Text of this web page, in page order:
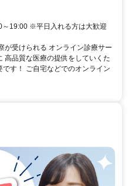
～19:00 ※平日入れる方は大歓迎
が受けられる オンライン診療サー
高品質な医療の提供をしていくた
す！ ご自宅などでのオンライン